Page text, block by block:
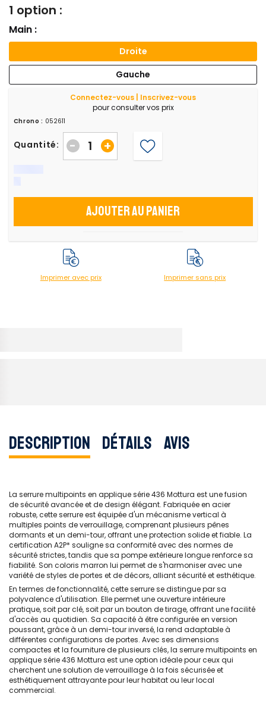
1 option :
Main :
Droite
Gauche
Connectez-vous | Inscrivez-vous
pour consulter vos prix
Chrono : 052611
Quantité: +
-
Ajouter au panier
Imprimer avec prix Imprimer sans prix
Description Détails Avis
La serrure multipoints en applique série 436 Mottura est une fusion
de sécurité avancée et de design élégant. Fabriquée en acier
robuste, cette serrure est équipée d'un mécanisme vertical à
multiples points de verrouillage, comprenant plusieurs pênes
dormants et un demi-tour, offrant une protection solide et fiable. La
certification A2P* souligne sa conformité avec des normes de
sécurité strictes, tandis que sa pompe extérieure longue renforce sa
fiabilité. Son coloris marron lui permet de s'harmoniser avec une
variété de styles de portes et de décors, alliant sécurité et esthétique.
En termes de fonctionnalité, cette serrure se distingue par sa
polyvalence d'utilisation. Elle permet une ouverture intérieure
pratique, soit par clé, soit par un bouton de tirage, offrant une facilité
d'accès au quotidien. Sa capacité à être configurée en version
poussant, grâce à un demi-tour inversé, la rend adaptable à
différentes configurations de portes. Avec ses dimensions
compactes et la fourniture de plusieurs clés, la serrure multipoints en
applique série 436 Mottura est une option idéale pour ceux qui
cherchent une solution de verrouillage à la fois sécurisée et
esthétiquement attrayante pour leur habitat ou leur local
commercial.